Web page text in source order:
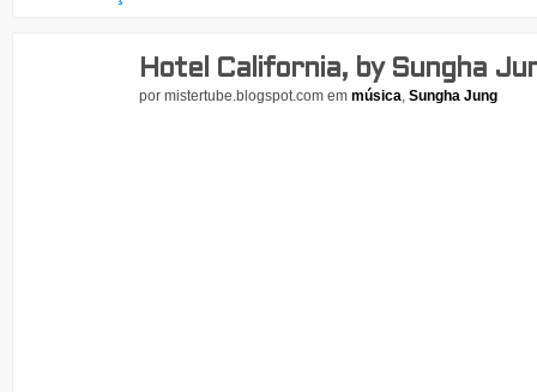
Hotel California, by Sungha
por mistertube.blogspot.com em música, Sungha Jung